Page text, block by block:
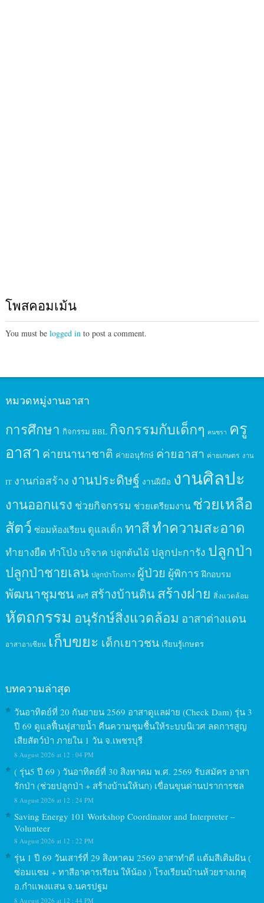
โพสคอมเม้น
You must be logged into post a comment.
หมวดหมู่งานอาสา
การศึกษา กิจกรรม BBL กิจกรรมกับเด็กๆ คนชรา ครู
อาสา ค่ายนานาชาติ ค่ายอนุรักษ์ ค่ายอาสา ค่ายเกษตร งาน
IT งานก่อสร้าง งานประดิษฐ์ งานฝีมือ งานศิลปะ
งานออกแรง ช่วยกิจกรรม ช่วยเตรียมงาน ช่วยเหลือ
สัตว์ ซ่อมห้องเรียน ดูแลเด็ก ทาสีทำความสะอาด
ทำยางยืด ทำโป่ง บริจาค ปลูกต้นไม้ ปลูกปะการัง ปลูกป่า
ปลูกป่าชายเลน ปลูกป่าโกงกาง ผู้ป่วย ผู้พิการ ฝึกอบรม
พัฒนาชุมชน สตรี สร้างบ้านดินสร้างฝาย สิ่งแวดล้อม
หัตถกรรม อนุรักษ์สิ่งแวดล้อม อาสาต่างแดน
อาสาอาเซียน เก็บขยะ เด็กเยาวชน เรียนรู้เกษตร
บทความล่าสุด
วันอาทิตย์ที่ 20 กันยายน 2569 อาสาดูแลฝาย (Check Dam) รุ่น 3
ปี 69 ดูแลฟื้นฟูสายน้ำ คืนความชุมชื้นให้ระบบนิเวศ ลดการสูญ
เสียสัตว์ป่า ภายใน 1 วัน จ.เพชรบุรี
8 August 2026 at 12 : 04 PM
( รุ่น5 ปี 69 ) วันอาทิตย์ที่ 30 สิงหาคม พ.ศ. 2569 รับสมัคร อาสา
รักป่า (ช่วยปลูกป่า + สร้างบ้านให้นก) เขื่อนขุนด่านปราการชล
8 August 2026 at 12 : 24 PM
Saving Energy 101 Workshop Coordinator and Interpreter –
Volunteer
8 August 2026 at 12 : 22 PM
รุ่น 1 ปี 69 วันเสาร์ที่ 29 สิงหาคม 2569 อาสาทำดี แต้มสีเติมฝัน (
ซ่อมแซม + ทาสีอาคารเรียน ให้น้อง ) โรงเรียนบ้านห้วยรางเกตุ
อ.กำแพงแสน จ.นครปฐม
8 August 2026 at 12 : 44 PM